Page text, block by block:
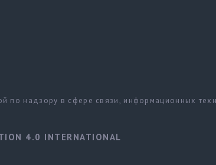
надзору в сфере связи, информационных
4.0 INTERNATIONAL